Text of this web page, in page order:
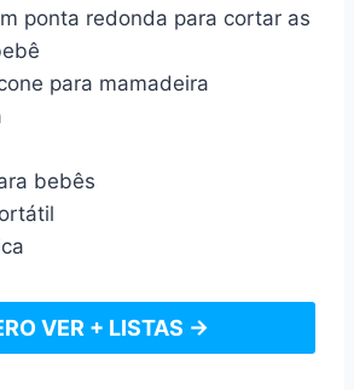
ponta redonda para cortar as
para mamadeira
bebês
VER + LISTAS →